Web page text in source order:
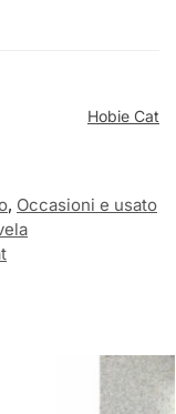
Hobie Cat
, Occasioni e usato